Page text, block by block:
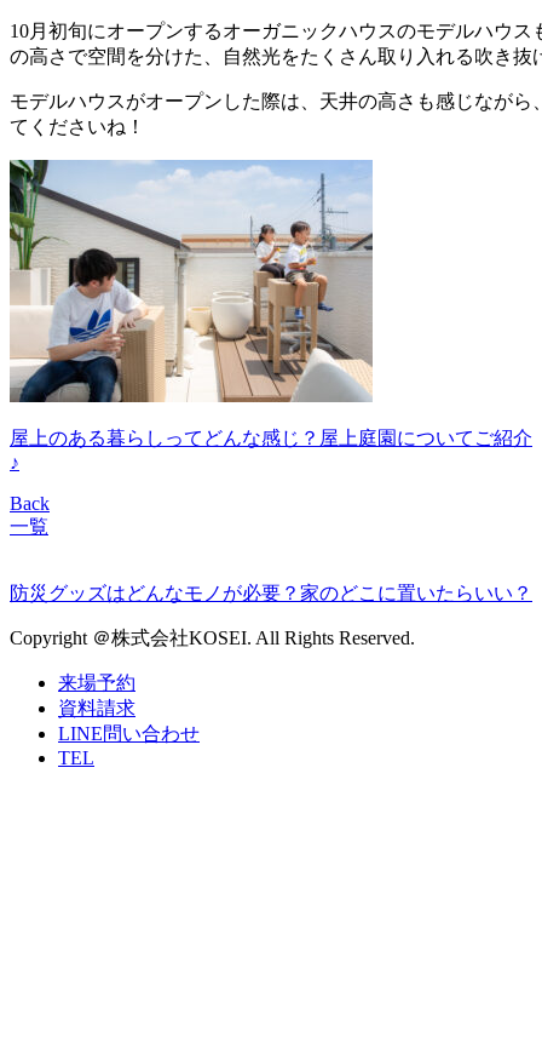
10月初旬にオープンするオーガニックハウスのモデルハウ
の高さで空間を分けた、自然光をたくさん取り入れる吹き抜
モデルハウスがオープンした際は、天井の高さも感じなが
てくださいね！
屋上のある暮らしってどんな感じ？屋上庭園についてご紹介
♪
Back
一覧
防災グッズはどんなモノが必要？家のどこに置いたらいい？
Copyright ＠株式会社KOSEI. All Rights Reserved.
来場予約
資料請求
LINE問い合わせ
TEL